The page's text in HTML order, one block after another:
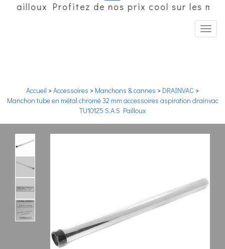
Pailloux Profitez de nos prix cool sur les
Accueil >Accessoires > Manchons & cannes > DRAINVAC >
Manchon tube en métal chromé 32 mm accessoires aspiration drainvac
TU10125 S.A.S Pailloux